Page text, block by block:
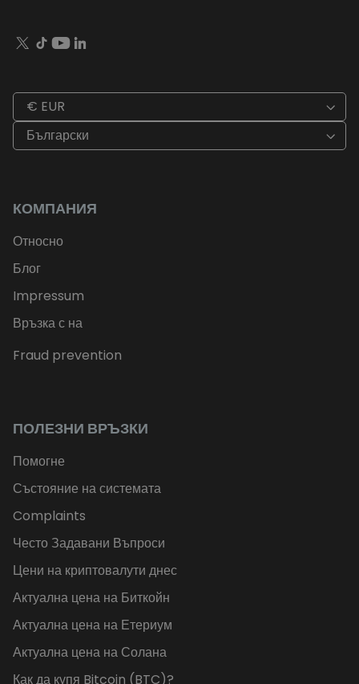
€ EUR
Български
КОМПАНИЯ
Относно
Блог
Impressum
Връзка с на
Fraud prevention
ПОЛЕЗНИ ВРЪЗКИ
Помогне
Състояние на системата
Complaints
Често Задавани Въпроси
Цени на криптовалути днес
Актуална цена на Биткойн
Актуална цена на Етериум
Актуална цена на Солана
Как да купя Bitcoin (BTC)?